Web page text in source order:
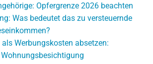
Opfergrenze 2026 beachten
Was bedeutet das zu versteuernde
Werbungskosten absetzen: